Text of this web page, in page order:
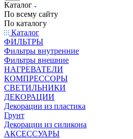
Каталог
По всему сайту
По каталогу
Каталог
ФИЛЬТРЫ
Фильтры внутренние
Фильтры внешние
НАГРЕВАТЕЛИ
КОМПРЕССОРЫ
СВЕТИЛЬНИКИ
ДЕКОРАЦИИ
Декорации из пластика
Грунт
Декорации из силикона
АКСЕССУАРЫ